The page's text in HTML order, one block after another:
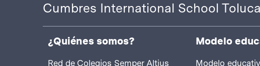
Cumbres International School Toluca
¿Quiénes somos?
Red de Colegios Semper Altius
Modelo
Modelo